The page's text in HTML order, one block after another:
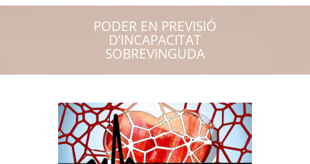
PODER EN PREVISIÓ
D’INCAPACITAT
SOBREVINGUDA